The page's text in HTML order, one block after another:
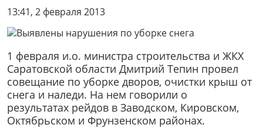
13:41, 2 февраля 2013
1 февраля и.о. министра строительства и ЖКХ
Саратовской области Дмитрий Тепин провел
совещание по уборке дворов, очистки крыш от
снега и наледи. На нем говорили о
результатах рейдов в Заводском, Кировском,
Октябрьском и Фрунзенском районах.